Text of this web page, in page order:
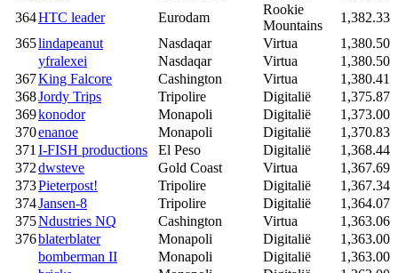
364HTC leader Eurodam
Rookie
Mountains
1,382.33
365lindapeanut Nasdaqar Virtua
1,380.50
yfralexei
Nasdaqar Virtua
1,380.50
367King Falcore Cashington Virtua
1,380.41
368Jordy Trips Tripolire Digitalië
1,375.87
369konodor Monapoli Digitalië
1,373.00
370enanoe Monapoli Digitalië
1,370.83
371 I-FISH productions El Peso Digitalië
1,368.44
372dwsteve Gold Coast Virtua
1,367.69
373Pieterpost! Tripolire Digitalië
1,367.34
374Jansen-8 Tripolire Digitalië
1,364.07
375Ndustries NQ Cashington Virtua
1,363.06
376blaterblater Monapoli Digitalië
1,363.00
bomberman II
Monapoli Digitalië
1,363.00